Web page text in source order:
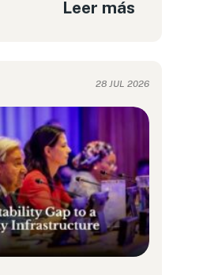
Leer más
28 JUL 2026